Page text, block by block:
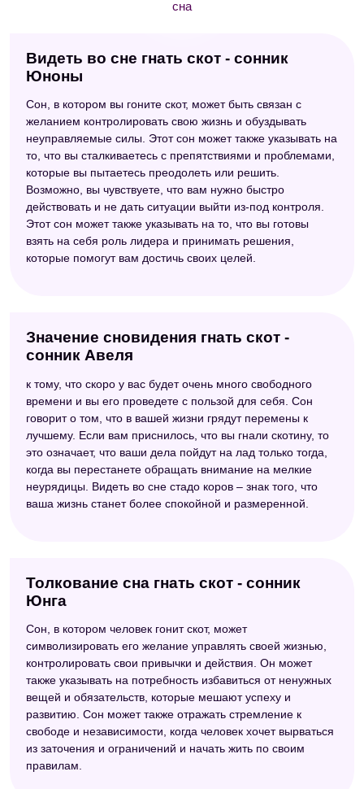
сна
Большой сонник (Наталья Степанова)
Видеть во сне гнать скот - сонник
Юноны
Сон, в котором вы гоните скот, может быть связан с
желанием контролировать свою жизнь и обуздывать
неуправляемые силы. Этот сон может также указывать на
то, что вы сталкиваетесь с препятствиями и проблемами,
которые вы пытаетесь преодолеть или решить.
Возможно, вы чувствуете, что вам нужно быстро
действовать и не дать ситуации выйти из-под контроля.
Этот сон может также указывать на то, что вы готовы
взять на себя роль лидера и принимать решения,
которые помогут вам достичь своих целей.
Значение сновидения гнать скот -
сонник Авеля
к тому, что скоро у вас будет очень много свободного
времени и вы его проведете с пользой для себя. Сон
говорит о том, что в вашей жизни грядут перемены к
лучшему. Если вам приснилось, что вы гнали скотину, то
это означает, что ваши дела пойдут на лад только тогда,
когда вы перестанете обращать внимание на мелкие
неурядицы. Видеть во сне стадо коров – знак того, что
ваша жизнь станет более спокойной и размеренной.
Толкование сна гнать скот - сонник
Юнга
Сон, в котором человек гонит скот, может
символизировать его желание управлять своей жизнью,
контролировать свои привычки и действия. Он может
также указывать на потребность избавиться от ненужных
вещей и обязательств, которые мешают успеху и
развитию. Сон может также отражать стремление к
свободе и независимости, когда человек хочет вырваться
из заточения и ограничений и начать жить по своим
правилам.